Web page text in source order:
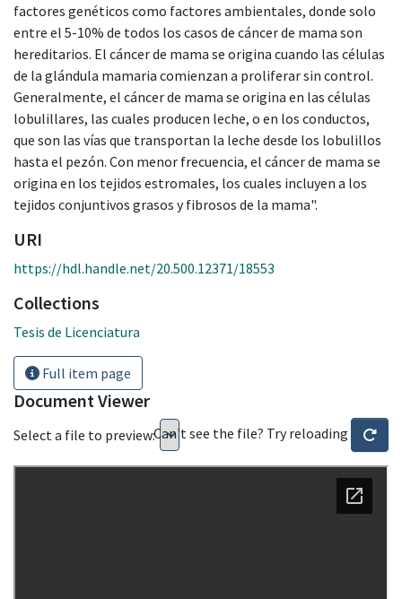
factores genéticos como factores ambientales, donde solo
entre el 5-10% de todos los casos de cáncer de mama son
hereditarios. El cáncer de mama se origina cuando las células
de la glándula mamaria comienzan a proliferar sin control.
Generalmente, el cáncer de mama se origina en las células
lobulillares, las cuales producen leche, o en los conductos,
que son las vías que transportan la leche desde los lobulillos
hasta el pezón. Con menor frecuencia, el cáncer de mama se
origina en los tejidos estromales, los cuales incluyen a los
tejidos conjuntivos grasos y fibrosos de la mama".
URI
https://hdl.handle.net/20.500.12371/18553
Collections
Tesis de Licenciatura
Full item page
Document Viewer
Select a file to preview:Can't see the file? Try reloading